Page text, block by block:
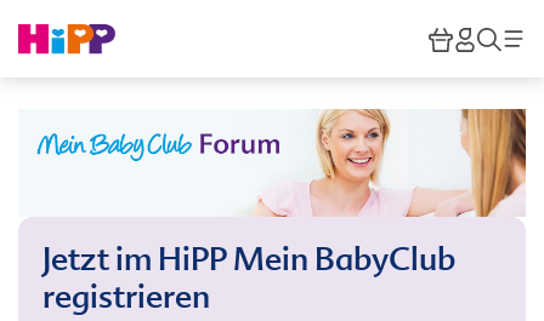
HiPP
Jetzt im HiPP Mein BabyClub
registrieren